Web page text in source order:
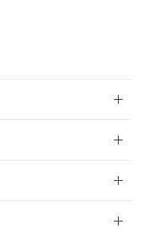
た。
切替を完了
ておりま